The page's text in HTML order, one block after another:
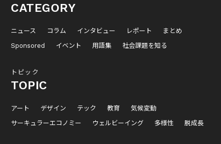
CATEGORY
ニュース コラム インタビュー レポート
まとめ
Sponsored
イベント 用語集 社会課題を知る
トピック
TOPIC
アート デザイン テック 教育
気候変動
サーキュラーエコノミー
ウェルビーイング 多様性 脱成長